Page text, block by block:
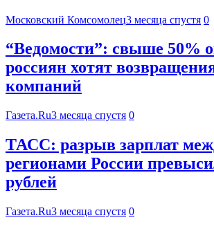
Московский Комсомолец3 месяца спустя 0
“Ведомости”: свыше 50%
россиян хотят
компаний
Газета.Ru3 месяца спустя 0
ТАСС: разрыв зарплат
регионами России
рублей
Газета.Ru3 месяца спустя 0